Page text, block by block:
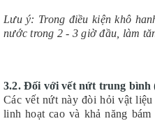
Lưu ý: Trong điều kiện khô
nước trong 2 - 3 giờ đầu, làm
3.2. Đối với vết nứt trung bình
Các vết nứt này đòi hỏi vật
linh hoạt cao và khả năng